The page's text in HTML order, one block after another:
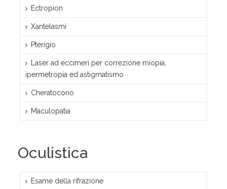
Ectropion
Xantelasmi
Pterigio
Laser ad eccimeri per correzione miopia,
ipermetropia ed astigmatismo
Cheratocono
Maculopatia
Oculistica
Esame della rifrazione